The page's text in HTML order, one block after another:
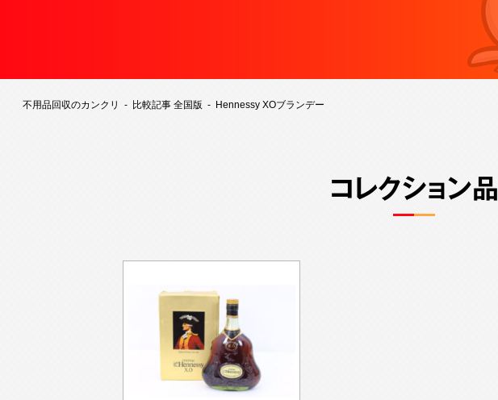
不用品回収のカンクリ 比較記事 全国版 Hennessy XOブランデー
コレクション品